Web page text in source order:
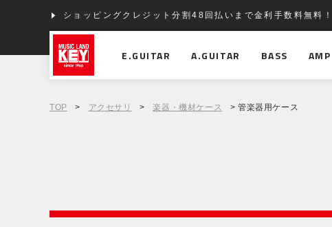
ショッピングクレジット分割48回払いまで金利手数料無料！
E.GUITAR A.GUITAR BASS AMP
TOP > アクセサリ > 楽器・機材ケース > 管楽器用ケース